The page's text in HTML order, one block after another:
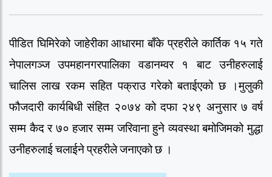
पीडित घिमिरेको जाहेरीका आधारमा बाँके प्रहरीले कार्तिक १५ गते
नेपालगञ्ज उपमहानगरपालिका वडानम्वर १ बाट उनीहरुलाई
चालिस लाख रकम सहित पक्राउ गरेको बताईएको छ ।मुलुकी
फौजदारी कार्यबिधी संहित २०७४ को दफा २४९ अनुसार ७ वर्ष
सम्म कैद र ७० हजार सम्म जरिवाना हुने व्यवस्था बमोजिमको मुद्धा
उनीहरुलाई चलाईने प्रहरीले जनाएको छ ।